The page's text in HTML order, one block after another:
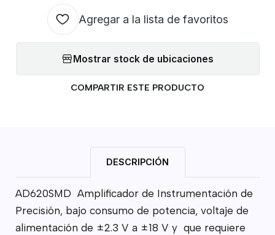
Agregar a la lista de favoritos
Mostrar stock de ubicaciones
COMPARTIR ESTE PRODUCTO
DESCRIPCIÓN
AD620SMD Amplificador de Instrumentación de
Precisión, bajo consumo de potencia, voltaje de
alimentación de ±2.3 V a ±18 V y que requiere